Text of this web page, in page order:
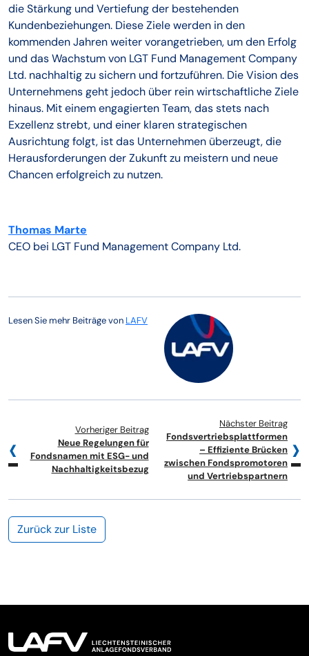
die Stärkung und Vertiefung der bestehenden
Kundenbeziehungen. Diese Ziele werden in den
kommenden Jahren weiter vorangetrieben, um den Erfolg
und das Wachstum von LGT Fund Management Company
Ltd. nachhaltig zu sichern und fortzuführen. Die Vision des
Unternehmens geht jedoch über rein wirtschaftliche Ziele
hinaus. Mit einem engagierten Team, das stets nach
Exzellenz strebt, und einer klaren strategischen
Ausrichtung folgt, ist das Unternehmen überzeugt, die
Herausforderungen der Zukunft zu meistern und neue
Chancen erfolgreich zu nutzen.
Thomas Marte
CEO bei LGT Fund Management Company Ltd.
Lesen Sie mehr Beiträge von LAFV
Vorheriger Beitrag
Neue Regelungen für
Fondsnamen mit ESG- und
Nachhaltigkeitsbezug
Nächster Beitrag
Fondsvertriebsplattformen
– Effiziente Brücken
zwischen Fondspromotoren
und Vertriebspartnern
Zurück zur Liste